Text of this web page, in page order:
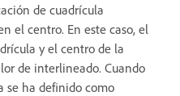
de cuadrícula
el centro. En este caso, el
y el centro de la
de interlineado. Cuando
se ha definido como